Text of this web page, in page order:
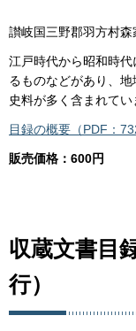
讃岐国三野郡羽方村森
江戸時代から昭和時
るものなどがあり、
史料が多く含まれてい
目録の概要（PDF：
販売価格：600円
収蔵文書目
行）